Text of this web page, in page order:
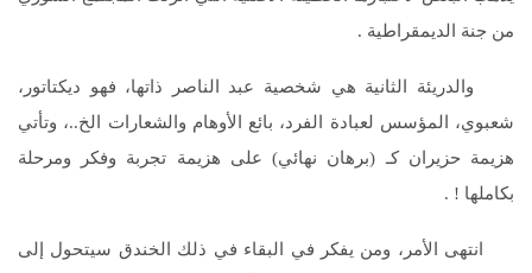
من جنة الديمقراطية .
والدريئة الثانية هي شخصية عبد الناصر ذاتها، فهو ديكتاتور،
شعبوي، المؤسس لعبادة الفرد، بائع الأوهام والشعارات الخ..، وتأتي
هزيمة حزيران كـ (برهان نهائي) على هزيمة تجربة وفكر ومرحلة
بكاملها ! .
انتهى الأمر، ومن يفكر في البقاء في ذلك الخندق سيتحول إلى